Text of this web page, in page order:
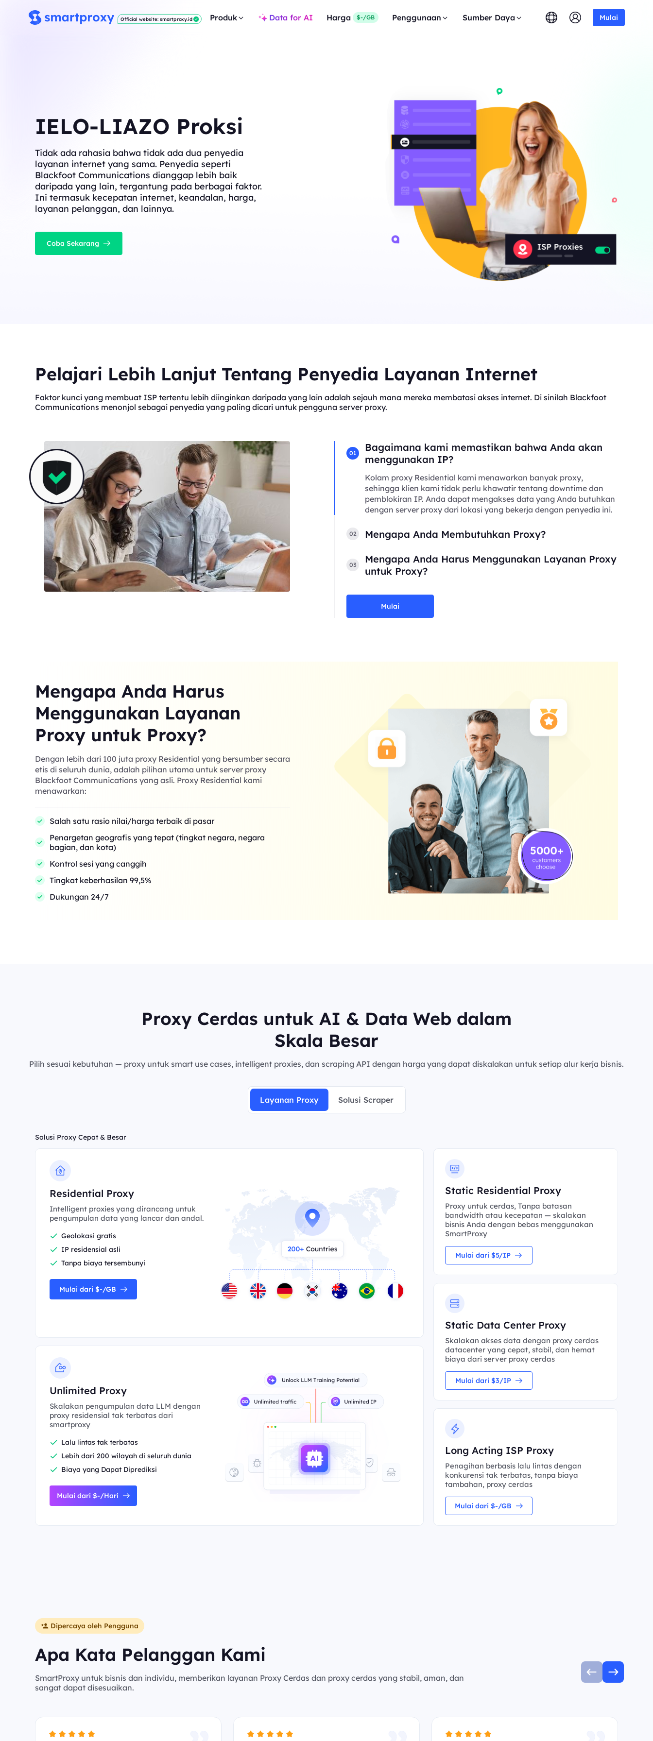
Official website: smartproxy.id Produk Data for AI Harga $-/GB Penggunaan Sumber Daya Mulai
IELO-LIAZO Proksi
Tidak ada rahasia bahwa tidak ada dua penyedia
layanan internet yang sama. Penyedia seperti
Blackfoot Communications dianggap lebih baik
daripada yang lain, tergantung pada berbagai faktor.
Ini termasuk kecepatan internet, keandalan, harga,
layanan pelanggan, dan lainnya.
Coba Sekarang
Pelajari Lebih Lanjut Tentang Penyedia Layanan Internet
Faktor kunci yang membuat ISP tertentu lebih diinginkan daripada yang lain adalah sejauh mana mereka membatasi akses internet. Di sinilah Blackfoot
Communications menonjol sebagai penyedia yang paling dicari untuk pengguna server proxy.
01
Bagaimana kami memastikan bahwa Anda akan
menggunakan IP?
Kolam proxy Residential kami menawarkan banyak proxy,
sehingga klien kami tidak perlu khawatir tentang downtime dan
pemblokiran IP. Anda dapat mengakses data yang Anda butuhkan
dengan server proxy dari lokasi yang bekerja dengan penyedia ini.
02 Mengapa Anda Membutuhkan Proxy?
03
Mengapa Anda Harus Menggunakan Layanan Proxy
untuk Proxy?
Mulai
Mengapa Anda Harus
Menggunakan Layanan
Proxy untuk Proxy?
Dengan lebih dari 100 juta proxy Residential yang bersumber secara
etis di seluruh dunia, adalah pilihan utama untuk server proxy
Blackfoot Communications yang asli. Proxy Residential kami
menawarkan:
Salah satu rasio nilai/harga terbaik di pasar
Penargetan geografis yang tepat (tingkat negara, negara
bagian, dan kota)
Kontrol sesi yang canggih
Tingkat keberhasilan 99,5%
Dukungan 24/7
Proxy Cerdas untuk AI & Data Web dalam
Skala Besar
Pilih sesuai kebutuhan — proxy untuk smart use cases, intelligent proxies, dan scraping API dengan harga yang dapat diskalakan untuk setiap alur kerja bisnis.
Layanan Proxy Solusi Scraper
Solusi Proxy Cepat & Besar
Residential Proxy
Intelligent proxies yang dirancang untuk
pengumpulan data yang lancar dan andal.
Geolokasi gratis
IP residensial asli
Tanpa biaya tersembunyi
Mulai dari $-/GB
Unlimited Proxy
Skalakan pengumpulan data LLM dengan
proxy residensial tak terbatas dari
smartproxy
Lalu lintas tak terbatas
Lebih dari 200 wilayah di seluruh dunia
Biaya yang Dapat Diprediksi
Mulai dari $-/Hari
Static Residential Proxy
Proxy untuk cerdas, Tanpa batasan
bandwidth atau kecepatan — skalakan
bisnis Anda dengan bebas menggunakan
SmartProxy
Mulai dari $5/IP
Static Data Center Proxy
Skalakan akses data dengan proxy cerdas
datacenter yang cepat, stabil, dan hemat
biaya dari server proxy cerdas
Mulai dari $3/IP
Long Acting ISP Proxy
Penagihan berbasis lalu lintas dengan
konkurensi tak terbatas, tanpa biaya
tambahan, proxy cerdas
Mulai dari $-/GB
Dipercaya oleh Pengguna
Apa Kata Pelanggan Kami
SmartProxy untuk bisnis dan individu, memberikan layanan Proxy Cerdas dan proxy cerdas yang stabil, aman, dan
sangat dapat disesuaikan.